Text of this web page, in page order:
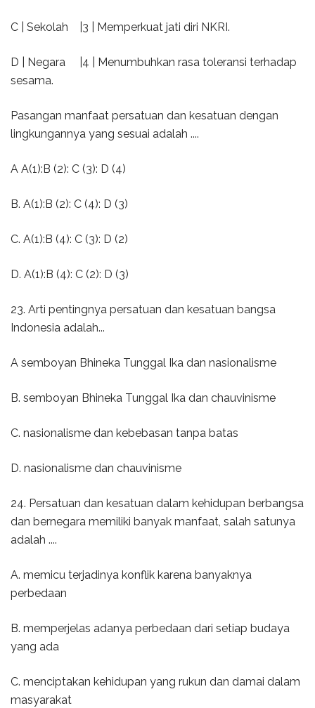
C | Sekolah |3 | Memperkuat jati diri NKRI.
D | Negara |4 | Menumbuhkan rasa toleransi terhadap
sesama.
Pasangan manfaat persatuan dan kesatuan dengan
lingkungannya yang sesuai adalah ....
A A(1):B (2): C (3): D (4)
B. A(1):B (2): C (4): D (3)
C. A(1):B (4): C (3): D (2)
D. A(1):B (4): C (2): D (3)
23. Arti pentingnya persatuan dan kesatuan bangsa
Indonesia adalah...
A semboyan Bhineka Tunggal Ika dan nasionalisme
B. semboyan Bhineka Tunggal Ika dan chauvinisme
C. nasionalisme dan kebebasan tanpa batas
D. nasionalisme dan chauvinisme
24. Persatuan dan kesatuan dalam kehidupan berbangsa
dan bernegara memiliki banyak manfaat, salah satunya
adalah ....
A. memicu terjadinya konflik karena banyaknya
perbedaan
B. memperjelas adanya perbedaan dari setiap budaya
yang ada
C. menciptakan kehidupan yang rukun dan damai dalam
masyarakat